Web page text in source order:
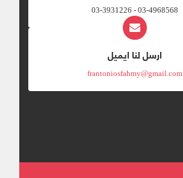
03-4968568 - 03-3931226
ارسل لنا ايميل
frantoniosfahmy@gmail.com